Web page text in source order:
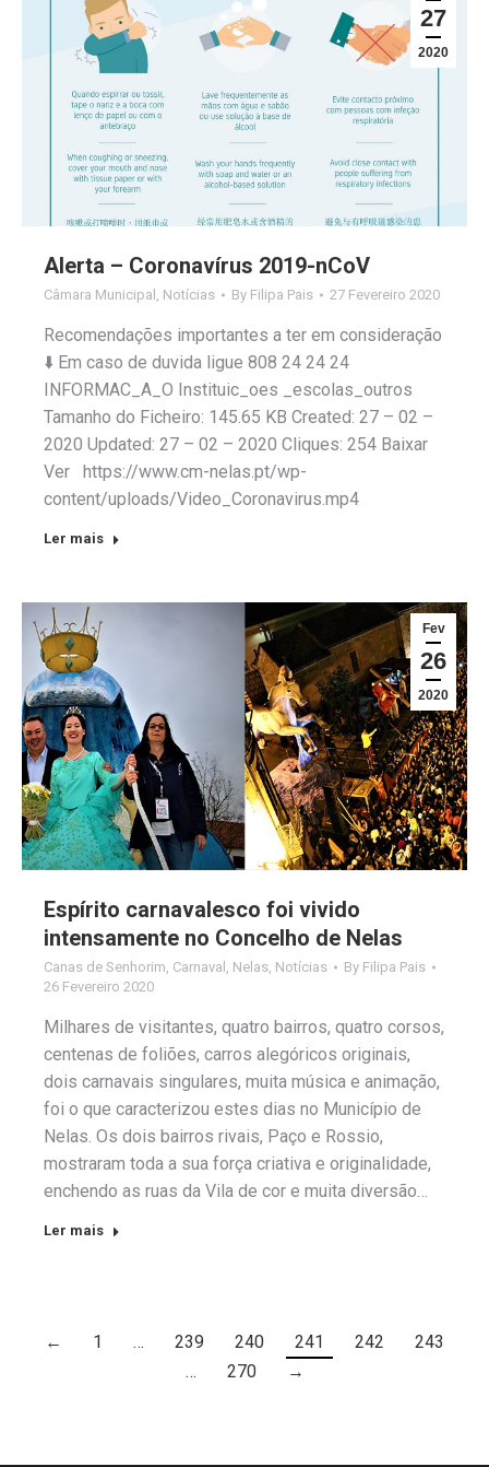
27
2020
Alerta – Coronavírus 2019-nCoV
Câmara Municipal , Notícias By Filipa Pais 27 Fevereiro 2020
Recomendações importantes a ter em consideração
⬇️ Em caso de duvida ligue 808 24 24 24
INFORMAC_A_O Instituic_oes _escolas_outros
Tamanho do Ficheiro: 145.65 KB Created: 27 – 02 –
2020 Updated: 27 – 02 – 2020 Cliques: 254 Baixar
Ver https://www.cm-nelas.pt/wp-
content/uploads/Video_Coronavirus.mp4
Ler mais
Fev
26
2020
Espírito carnavalesco foi vivido
intensamente no Concelho de Nelas
Canas de Senhorim, Carnaval , Nelas, Notícias By Filipa Pais
26 Fevereiro 2020
Milhares de visitantes, quatro bairros, quatro corsos,
centenas de foliões, carros alegóricos originais,
dois carnavais singulares, muita música e animação,
foi o que caracterizou estes dias no Município de
Nelas. Os dois bairros rivais, Paço e Rossio,
mostraram toda a sua força criativa e originalidade,
enchendo as ruas da Vila de cor e muita diversão…
Ler mais
← 1 … 239 240 241 242
243
…
270 →